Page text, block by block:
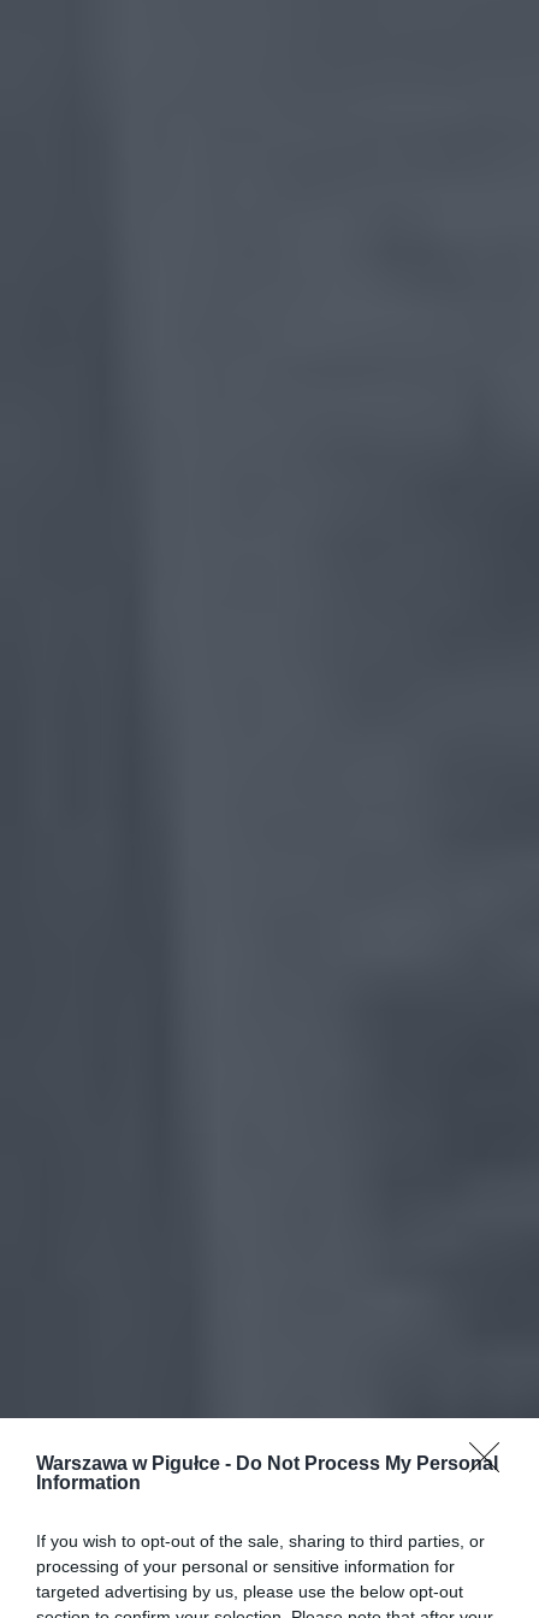
Warszawa w Pigułce - Do Not Process My Personal
Information
If you wish to opt-out of the sale, sharing to third parties, or
processing of your personal or sensitive information for
targeted advertising by us, please use the below opt-out